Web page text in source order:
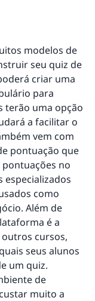
modelos de
seu quiz de
criar uma
para
terão uma opção
a facilitar o
vem com
pontuação que
no
especializados
como
Além de
é a
cursos,
seus alunos
um quiz.
de
muito a